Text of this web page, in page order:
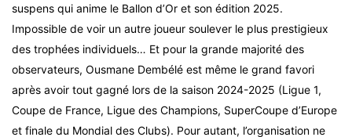
suspens qui anime le Ballon d’Or et son édition 2025.
Impossible de voir un autre joueur soulever le plus prestigieux
des trophées individuels… Et pour la grande majorité des
observateurs, Ousmane Dembélé est même le grand favori
après avoir tout gagné lors de la saison 2024-2025 (Ligue 1,
Coupe de France, Ligue des Champions, SuperCoupe d’Europe
et finale du Mondial des Clubs). Pour autant, l’organisation ne